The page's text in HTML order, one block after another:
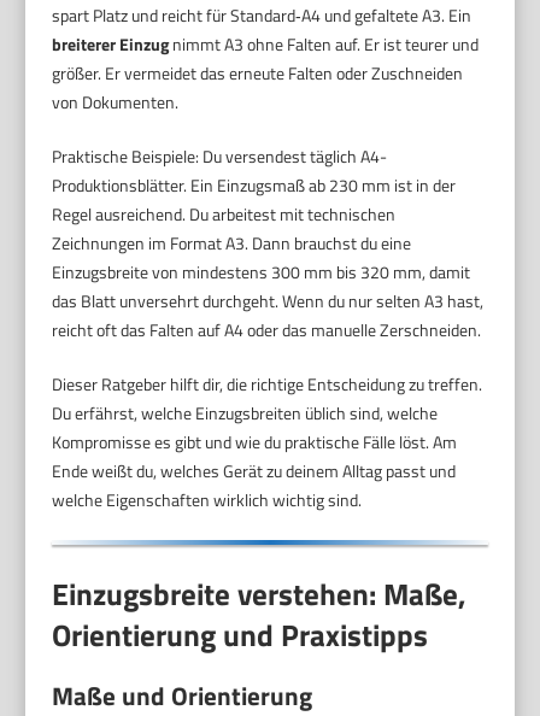
spart Platz und reicht für Standard‑A4 und gefaltete A3. Ein
breiterer Einzugnimmt A3 ohne Falten auf. Er ist teurer und
größer. Er vermeidet das erneute Falten oder Zuschneiden
von Dokumenten.
Praktische Beispiele: Du versendest täglich A4-
Produktionsblätter. Ein Einzugsmaß ab 230 mm ist in der
Regel ausreichend. Du arbeitest mit technischen
Zeichnungen im Format A3. Dann brauchst du eine
Einzugsbreite von mindestens 300 mm bis 320 mm, damit
das Blatt unversehrt durchgeht. Wenn du nur selten A3 hast,
reicht oft das Falten auf A4 oder das manuelle Zerschneiden.
Dieser Ratgeber hilft dir, die richtige Entscheidung zu treffen.
Du erfährst, welche Einzugsbreiten üblich sind, welche
Kompromisse es gibt und wie du praktische Fälle löst. Am
Ende weißt du, welches Gerät zu deinem Alltag passt und
welche Eigenschaften wirklich wichtig sind.
Einzugsbreite verstehen: Maße,
Orientierung und Praxistipps
Maße und Orientierung